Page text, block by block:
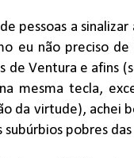
pessoas a
eu não preciso
de Ventura e afins
mesma tecla,
da virtude), achei
pobres